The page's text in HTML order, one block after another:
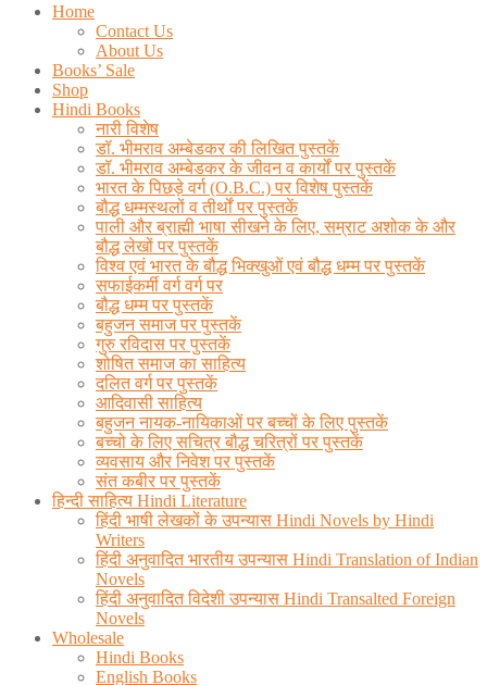
Home
Contact Us
About Us
Books’ Sale
Shop
Hindi Books
नारी विशेष
डॉ. भीमराव अम्बेडकर की लिखित पुस्तकें
डॉ. भीमराव अम्बेडकर के जीवन व कार्यों पर पुस्तकें
भारत के पिछड़े वर्ग (O.B.C.) पर विशेष पुस्तकें
बौद्ध धम्मस्थलों व तीर्थों पर पुस्तकें
पाली और ब्राह्मी भाषा सीखने के लिए, सम्राट अशोक के और
बौद्ध लेखों पर पुस्तकें
विश्व एवं भारत के बौद्ध भिक्खुओं एवं बौद्ध धम्म पर पुस्तकें
सफाईकर्मी वर्ग वर्ग पर
बौद्ध धम्म पर पुस्तकें
बहुजन समाज पर पुस्तकें
गुरु रविदास पर पुस्तकें
शोषित समाज का साहित्य
दलित वर्ग पर पुस्तकें
आदिवासी साहित्य
बहुजन नायक-नायिकाओं पर बच्चों के लिए पुस्तकें
बच्चो के लिए सचित्र बौद्ध चरित्रों पर पुस्तकें
व्यवसाय और निवेश पर पुस्तकें
संत कबीर पर पुस्तकें
हिन्दी साहित्य Hindi Literature
हिंदी भाषी लेखकों के उपन्यास Hindi Novels by Hindi
Writers
हिंदी अनुवादित भारतीय उपन्यास Hindi Translation of Indian
Novels
हिंदी अनुवादित विदेशी उपन्यास Hindi Transalted Foreign
Novels
Wholesale
Hindi Books
English Books